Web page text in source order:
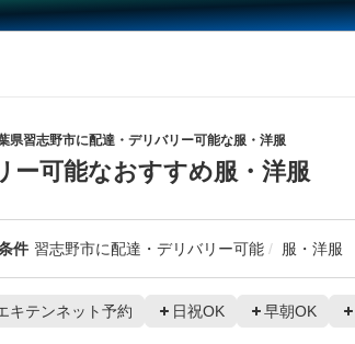
県習志野市に配達・デリバリー可能な服・洋服
ー可能なおすすめ服・洋服
件 習志野市に配達・デリバリー可能 服・洋服
キテンネット予約 日祝OK 早朝OK